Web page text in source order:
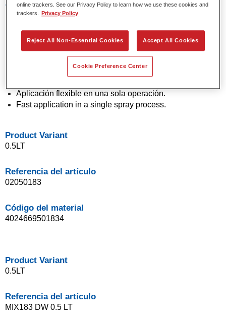
Características del producto
Colores sólidos y de efecto con tecnología de pigmento
Excepcional precisión de color.
Excelente control de moteado.
Excelentes propiedades de flujo.
Aplicación flexible en una sola operación.
Fast application in a single spray process.
Product Variant
0.5LT
Referencia del artículo
02050183
Código del material
4024669501834
Product Variant
0.5LT
Referencia del artículo
MIX183 DW 0.5 LT
online trackers. See our Privacy Policy to learn how we use these cookies and
trackers.
Privacy Policy
Reject All Non-Essential Cookies Accept All Cookies
Cookie Preference Center